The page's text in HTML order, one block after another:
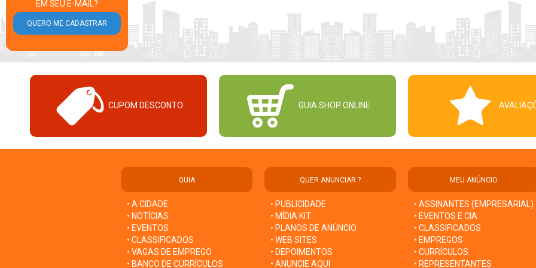
EM SEU E-MAIL?
CUPOM DESCONTO GUIA SHOP ONLINE
GUIA
• A CIDADE
• NOTÍCIAS
• EVENTOS
• CLASSIFICADOS
• VAGAS DE EMPREGO
• BANCO DE CURRÍCULOS
QUER ANUNCIAR ?
• PUBLICIDADE
• MÍDIA KIT
• PLANOS DE ANÚNCIO
• WEB SITES
• DEPOIMENTOS
• ANUNCIE AQUI
MEU ANÚNCIO
• ASSINANTES (EMPRESARIAL)
• EVENTOS E CIA
• CLASSIFICADOS
• EMPREGOS
• CURRÍCULOS
• REPRESENTANTES